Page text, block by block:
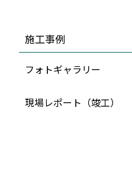
施工事例
フォトギャラリー
現場レポート（竣工）